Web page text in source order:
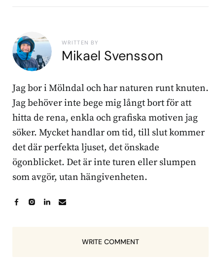
WRITTEN BY
Mikael Svensson
Jag bor i Mölndal och har naturen runt knuten.
Jag behöver inte bege mig långt bort för att
hitta de rena, enkla och grafiska motiven jag
söker. Mycket handlar om tid, till slut kommer
det där perfekta ljuset, det önskade
ögonblicket. Det är inte turen eller slumpen
som avgör, utan hängivenheten.
WRITE COMMENT